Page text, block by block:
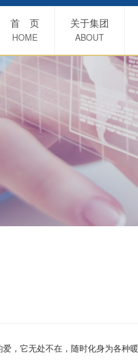
首 页
HOME
关于集团
ABOUT
，它无处不在，随时化身为各种暖